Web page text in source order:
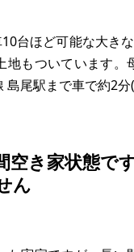
台ほど可能な大き
地もついています
島尾駅まで車で約2分
付土地
田
空き家状態で
ん